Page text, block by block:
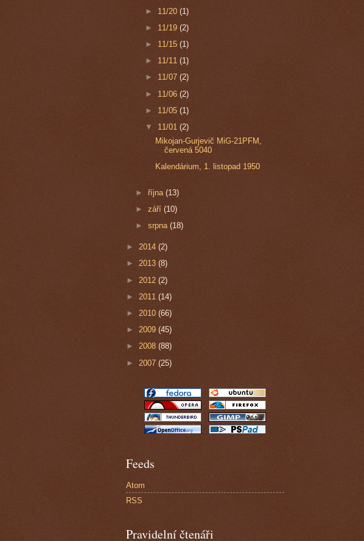
► 11/20 (1)
► 11/19 (2)
► 11/15 (1)
► 11/11 (1)
► 11/07 (2)
► 11/06 (2)
► 11/05 (1)
▼ 11/01 (2)
Mikojan-Gurjevič MiG-21PFM,
červená 5040
Kalendárium, 1. listopad 1950
►října(13)
►září(10)
►srpna(18)
► 2014 (2)
► 2013 (8)
► 2012 (2)
► 2011 (14)
► 2010 (66)
► 2009 (45)
► 2008 (88)
► 2007 (25)
Feeds
Atom
RSS
Pravidelní čtenáři